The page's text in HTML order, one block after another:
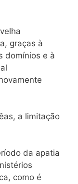
graças à
domínios e à
a limitação
da apatia
como é